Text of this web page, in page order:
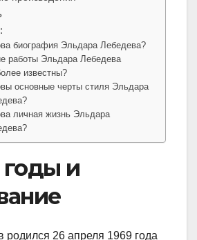
биография Эльдара Лебедева?
работы Эльдара Лебедева
известны?
основные черты стиля Эльдара
личная жизнь Эльдара
годы и
родился 26 апреля 1969 года